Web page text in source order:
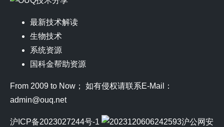
最新技术解读
生物技术
系统资源
国科金帮助资源
From 2009 to Now； 如有侵权请联系E-Mail：
admin@ouq.net
沪ICP备2023027244号-1
沪公网安